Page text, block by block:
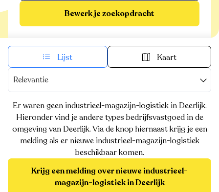
Bewerk je zoekopdracht
Lijst Kaart
Relevantie
Er waren geen industrieel-magazijn-logistiek in Deerlijk.
Hieronder vind je andere types bedrijfsvastgoed in de
omgeving van Deerlijk. Via de knop hiernaast krijg je een
melding als er nieuwe industrieel-magazijn-logistiek
beschikbaar komen.
Krijg een melding over nieuwe industrieel-
magazijn-logistiek in Deerlijk